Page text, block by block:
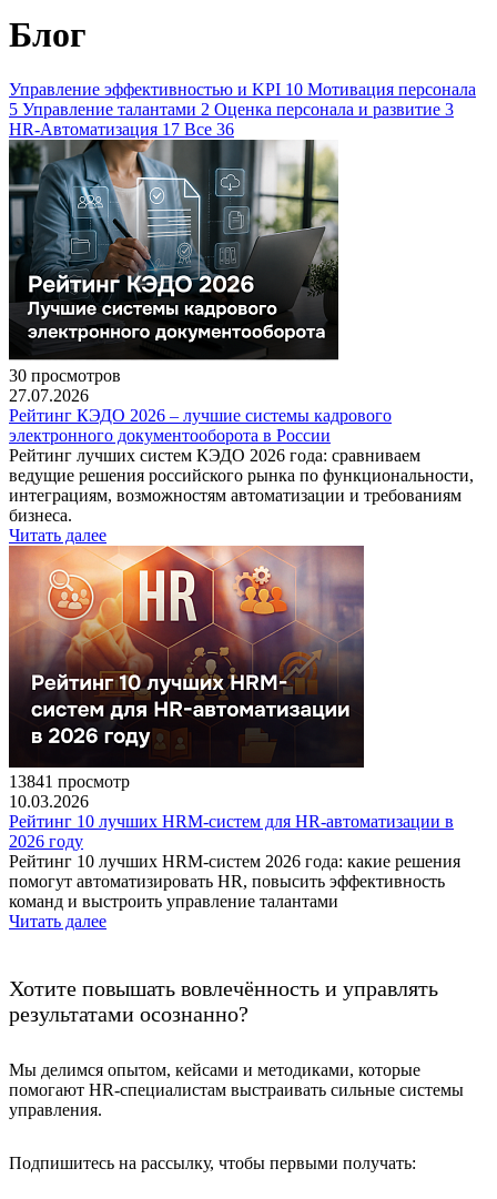
Блог
Управление эффективностью и KPI 10 Мотивация персонала
5 Управление талантами 2 Оценка персонала и развитие 3
HR-Автоматизация 17 Все 36
30 просмотров
27.07.2026
Рейтинг КЭДО 2026 – лучшие системы кадрового
электронного документооборота в России
Рейтинг лучших систем КЭДО 2026 года: сравниваем
ведущие решения российского рынка по функциональности,
интеграциям, возможностям автоматизации и требованиям
бизнеса.
Читать далее
13841 просмотр
10.03.2026
Рейтинг 10 лучших HRM-систем для HR-автоматизации в
2026 году
Рейтинг 10 лучших HRM-систем 2026 года: какие решения
помогут автоматизировать HR, повысить эффективность
команд и выстроить управление талантами
Читать далее
Хотите повышать вовлечённость и управлять
результатами осознанно?
Мы делимся опытом, кейсами и методиками, которые
помогают HR-специалистам выстраивать сильные системы
управления.
Подпишитесь на рассылку, чтобы первыми получать: